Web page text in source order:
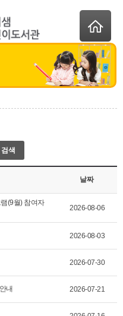
검색
날짜
(9월) 참여자
2026-08-06
2026-08-03
2026-07-30
내 2026-07-21